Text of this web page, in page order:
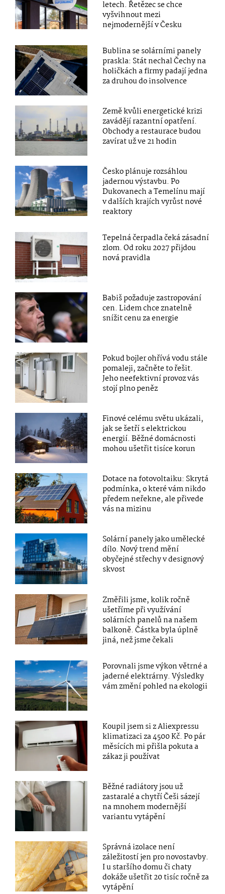
letech. Řetězec se chce
vyšvihnout mezi
nejmodernější v Česku
Bublina se solárními panely
praskla: Stát nechal Čechy na
holičkách a firmy padají jedna
za druhou do insolvence
Země kvůli energetické krizi
zavádějí razantní opatření.
Obchody a restaurace budou
zavírat už ve 21 hodin
Česko plánuje rozsáhlou
jadernou výstavbu. Po
Dukovanech a Temelínu mají
v dalších krajích vyrůst nové
reaktory
Tepelná čerpadla čeká zásadní
zlom. Od roku 2027 přijdou
nová pravidla
Babiš požaduje zastropování
cen. Lidem chce znatelně
snížit cenu za energie
Pokud bojler ohřívá vodu stále
pomaleji, začněte to řešit.
Jeho neefektivní provoz vás
stojí plno peněz
Finové celému světu ukázali,
jak se šetří s elektrickou
energií. Běžné domácnosti
mohou ušetřit tisíce korun
Dotace na fotovoltaiku: Skrytá
podmínka, o které vám nikdo
předem neřekne, ale přivede
vás na mizinu
Solární panely jako umělecké
dílo. Nový trend mění
obyčejné střechy v designový
skvost
Změřili jsme, kolik ročně
ušetříme při využívání
solárních panelů na našem
balkoně. Částka byla úplně
jiná, než jsme čekali
Porovnali jsme výkon větrné a
jaderné elektrárny. Výsledky
vám změní pohled na ekologii
Koupil jsem si z Aliexpressu
klimatizaci za 4500 Kč. Po pár
měsících mi přišla pokuta a
zákaz ji používat
Běžné radiátory jsou už
zastaralé a chytří Češi sázejí
na mnohem modernější
variantu vytápění
Správná izolace není
záležitostí jen pro novostavby.
I u staršího domu či chaty
dokáže ušetřit 20 tisíc ročně za
vytápění